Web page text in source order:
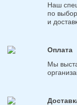
Наш
по
и
Оплата
Мы